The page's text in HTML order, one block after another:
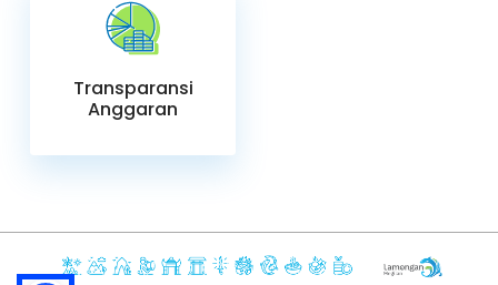
Transparansi
Anggaran